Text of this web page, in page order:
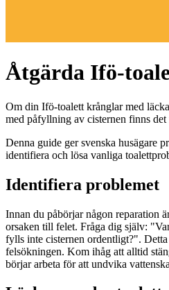
Åtgärda Ifö-
Om din Ifö-toalett krånglar med
med påfyllning av cisternen finns
Denna guide ger svenska husägare
identifiera och lösa vanliga
Identifiera problemet
Innan du påbörjar någon reparation
orsaken till felet. Fråga dig själv:
fylls inte cisternen ordentligt?".
felsökningen. Kom ihåg att alltid
börjar arbeta för att undvika